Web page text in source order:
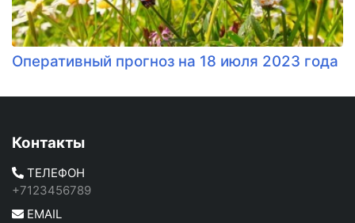
Оперативный прогноз на 18 июля 2023 года
Контакты
ТЕЛЕФОН
+7123456789
EMAIL